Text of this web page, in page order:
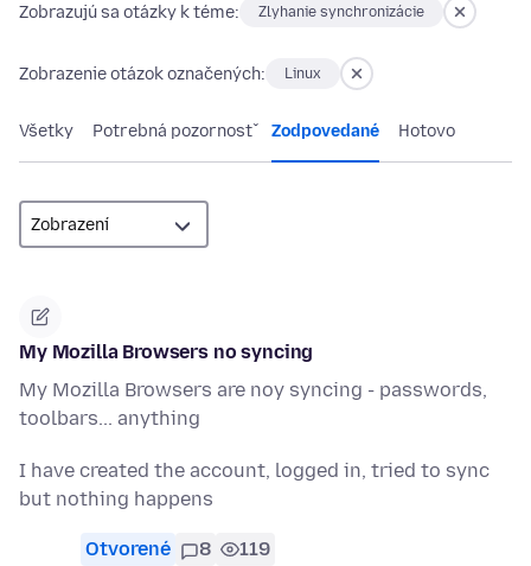
Zobrazujú sa otázky k téme: Zlyhanie synchronizácie
Zobrazenie otázok označených: Linux
Všetky Potrebná pozornosť Zodpovedané Hotovo
My Mozilla Browsers no syncing
My Mozilla Browsers are noy syncing - passwords,
toolbars... anything
I have created the account, logged in, tried to sync
but nothing happens
Otvorené 8 119